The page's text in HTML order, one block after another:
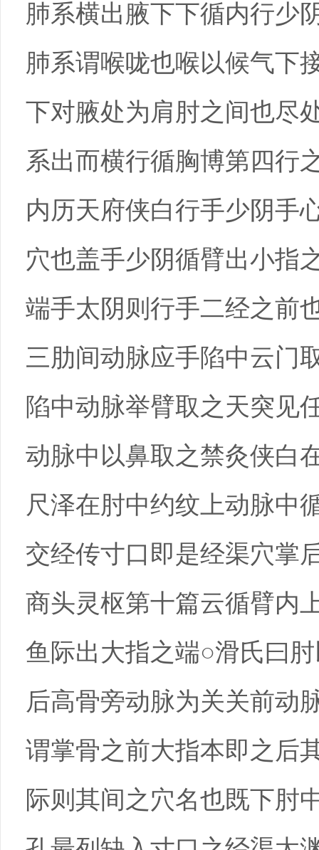
肺系横出腋下下循内行少
肺系谓喉咙也喉以候气下
下对腋处为肩肘之间也尽
系出而横行循胸博第四行
内历天府侠白行手少阴手
穴也盖手少阴循臂出小指
端手太阴则行手二经之前
三肋间动脉应手陷中云门
陷中动脉举臂取之天突见
动脉中以鼻取之禁灸侠白
尺泽在肘中约纹上动脉中
交经传寸口即是经渠穴掌
商头灵枢第十篇云循臂内
鱼际出大指之端○滑氏曰
后高骨旁动脉为关关前动
谓掌骨之前大指本即之后
际则其间之穴名也既下肘